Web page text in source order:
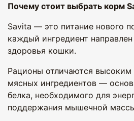
Почему стоит выбрать корм
Savita — это питание нового
каждый ингредиент
здоровья кошки.
Рационы отличаются
мясных ингредиентов —
белка, необходимого для
поддержания мышечной